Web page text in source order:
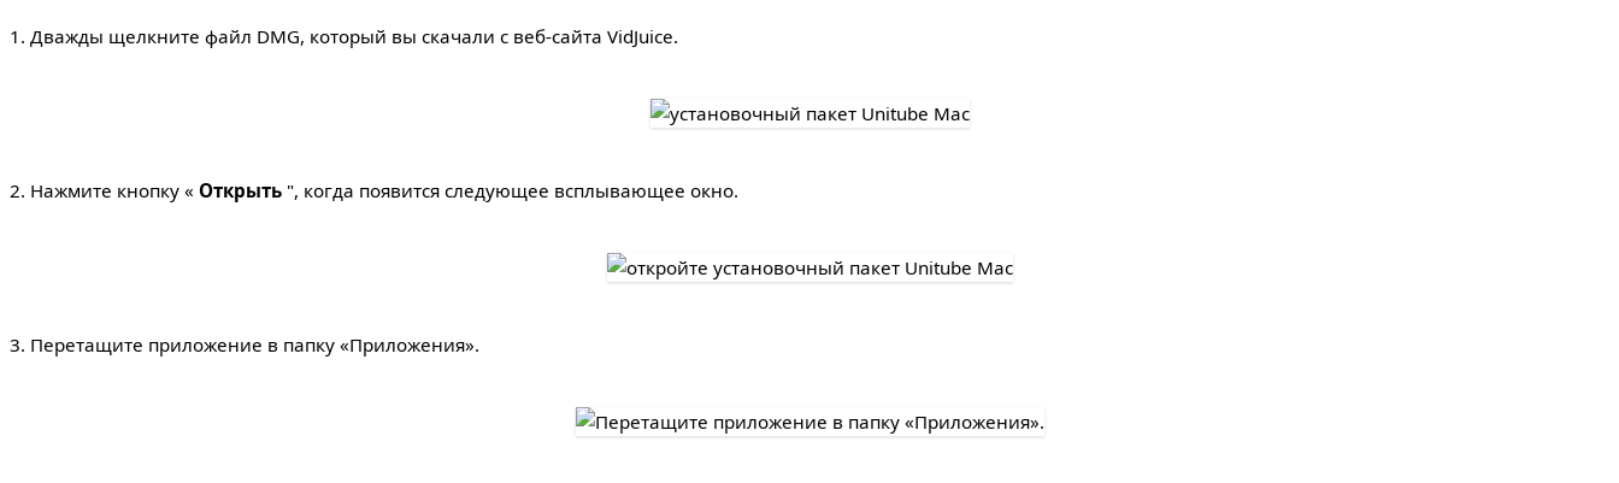
1. Дважды щелкните файл DMG, который вы скачали с веб-сайта VidJuice.
2. Нажмите кнопку « Открыть ", когда появится следующее всплывающее окно.
3. Перетащите приложение в папку «Приложения».